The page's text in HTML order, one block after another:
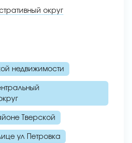
округ
недвижимости
Тверской
ул Петровка